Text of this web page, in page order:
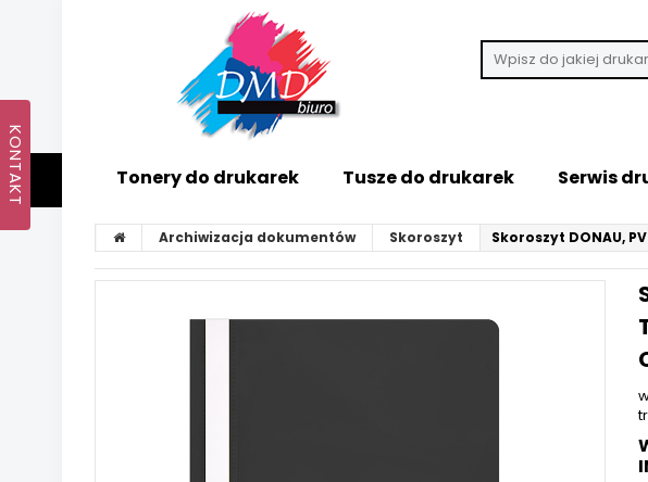
Tonery do drukarek Tusze do drukarek Serwis
Archiwizacja dokumentów Skoroszyt Skoroszyt DONAU,